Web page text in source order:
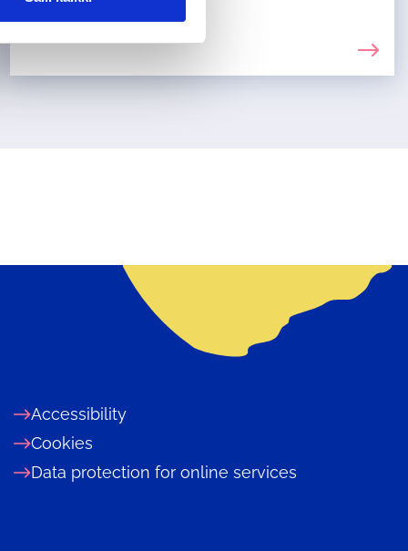
Accessibility
Cookies
Data protection for online services